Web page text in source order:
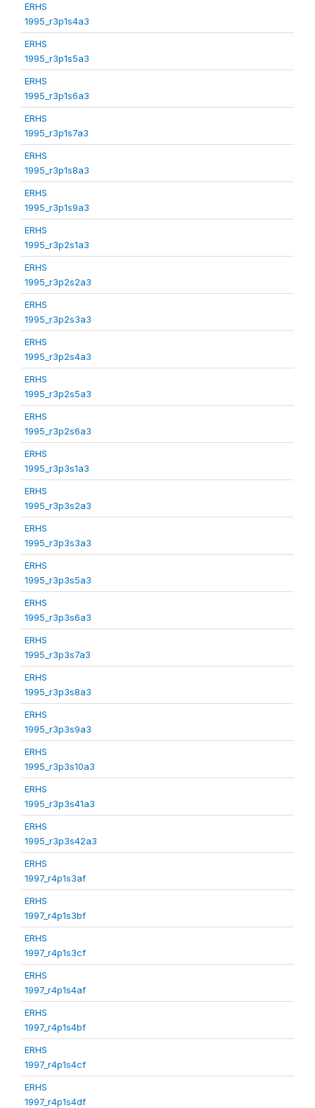
ERHS
1995_r3p1s4a3
ERHS
1995_r3p1s5a3
ERHS
1995_r3p1s6a3
ERHS
1995_r3p1s7a3
ERHS
1995_r3p1s8a3
ERHS
1995_r3p1s9a3
ERHS
1995_r3p2s1a3
ERHS
1995_r3p2s2a3
ERHS
1995_r3p2s3a3
ERHS
1995_r3p2s4a3
ERHS
1995_r3p2s5a3
ERHS
1995_r3p2s6a3
ERHS
1995_r3p3s1a3
ERHS
1995_r3p3s2a3
ERHS
1995_r3p3s3a3
ERHS
1995_r3p3s5a3
ERHS
1995_r3p3s6a3
ERHS
1995_r3p3s7a3
ERHS
1995_r3p3s8a3
ERHS
1995_r3p3s9a3
ERHS
1995_r3p3s10a3
ERHS
1995_r3p3s41a3
ERHS
1995_r3p3s42a3
ERHS
1997_r4p1s3af
ERHS
1997_r4p1s3bf
ERHS
1997_r4p1s3cf
ERHS
1997_r4p1s4af
ERHS
1997_r4p1s4bf
ERHS
1997_r4p1s4cf
ERHS
1997_r4p1s4df